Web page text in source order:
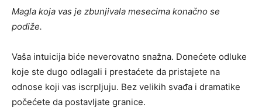
Magla koja vas je zbunjivala mesecima konačno se
podiže.
Vaša intuicija biće neverovatno snažna. Donećete odluke
koje ste dugo odlagali i prestaćete da pristajete na
odnose koji vas iscrpljuju. Bez velikih svađa i dramatike
počećete da postavljate granice.